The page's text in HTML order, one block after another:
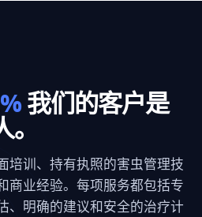
我们的客户是
培训、持有执照的害虫管理技
商业经验。每项服务都包括专
、明确的建议和安全的治疗计